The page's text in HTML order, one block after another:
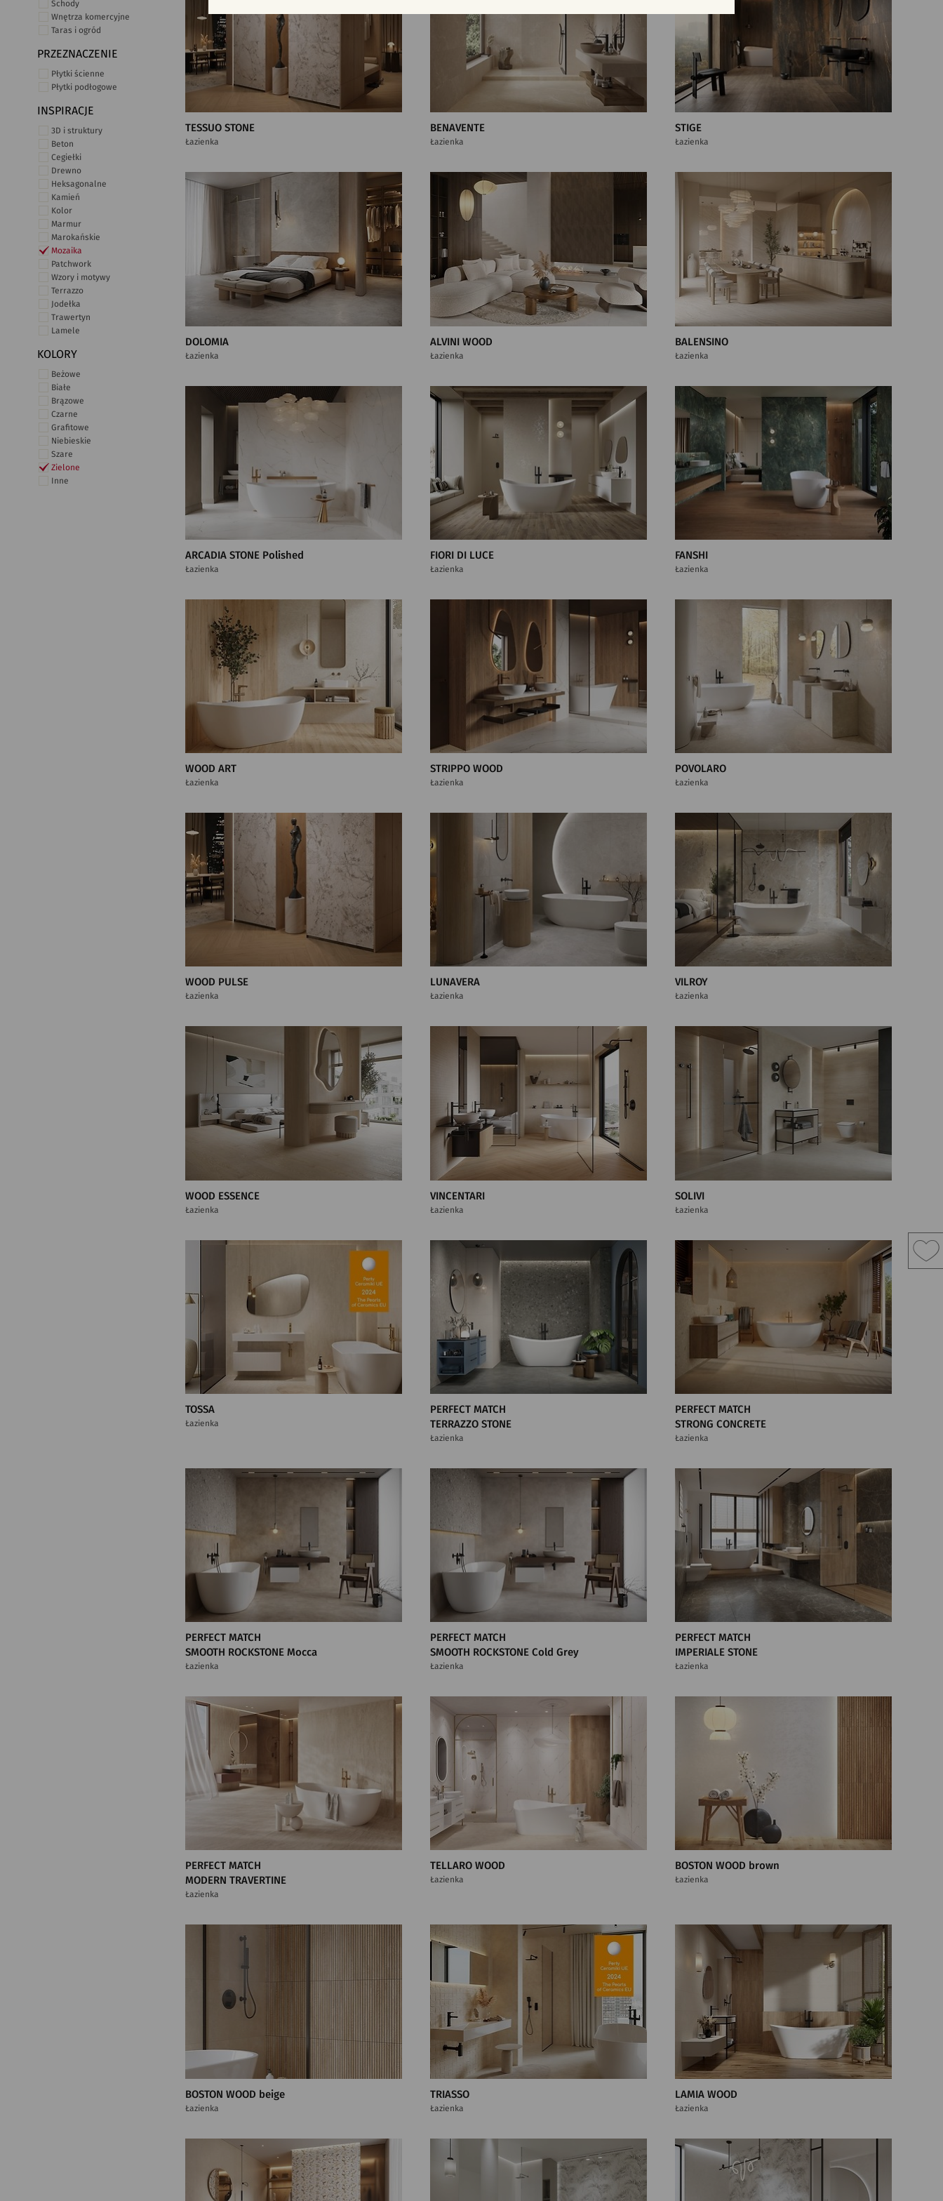
Schody
Wnętrza komercyjne
Taras i ogród
PRZEZNACZENIE
Płytki ścienne
Płytki podłogowe
INSPIRACJE
3D i struktury
Beton
Cegiełki
Drewno
Heksagonalne
Kamień
Kolor
Marmur
Marokańskie
Mozaika
Patchwork
Wzory i motywy
Terrazzo
Jodełka
Trawertyn
Lamele
KOLORY
Beżowe
Białe
Brązowe
Czarne
Grafitowe
Niebieskie
Szare
Zielone
Inne
TESSUO STONE
Łazienka
BENAVENTE
Łazienka
STIGE
Łazienka
DOLOMIA
Łazienka
ALVINI WOOD
Łazienka
BALENSINO
Łazienka
ARCADIA STONE Polished
Łazienka
FIORI DI LUCE
Łazienka
FANSHI
Łazienka
WOOD ART
Łazienka
STRIPPO WOOD
Łazienka
POVOLARO
Łazienka
WOOD PULSE
Łazienka
LUNAVERA
Łazienka
VILROY
Łazienka
WOOD ESSENCE
Łazienka
VINCENTARI
Łazienka
SOLIVI
Łazienka
TOSSA
Łazienka
PERFECT MATCH
TERRAZZO STONE
Łazienka
PERFECT MATCH
STRONG CONCRETE
Łazienka
PERFECT MATCH
SMOOTH ROCKSTONE Mocca
Łazienka
PERFECT MATCH
SMOOTH ROCKSTONE Cold Grey
Łazienka
PERFECT MATCH
IMPERIALE STONE
Łazienka
PERFECT MATCH
MODERN TRAVERTINE
Łazienka
TELLARO WOOD
Łazienka
BOSTON WOOD brown
Łazienka
BOSTON WOOD beige
Łazienka
TRIASSO
Łazienka
LAMIA WOOD
Łazienka